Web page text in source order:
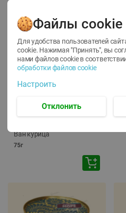
12
1.05 руб./
руб./шт
Корм влаж. для кош. с
Ван курица
75г
Файлы cookie
Для удобства пользователей
cookie. Нажимая "Принять", вы
нами файлов cookie в
обработки файлов cookie
Настроить
Отклонить